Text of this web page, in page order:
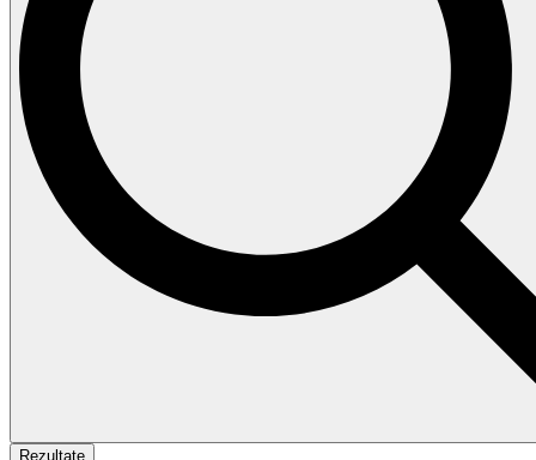
Rezultate